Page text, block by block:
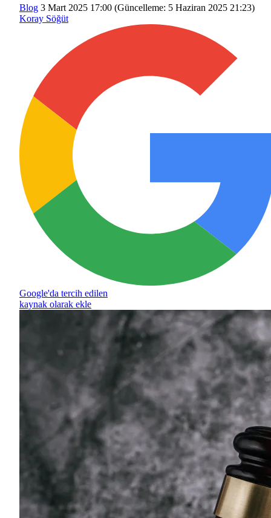
Blog 3 Mart 2025 17:00 (Güncelleme: 5 Haziran 2025 21:23)
Koray Söğüt
Google'da tercih edilen
kaynak olarak ekle